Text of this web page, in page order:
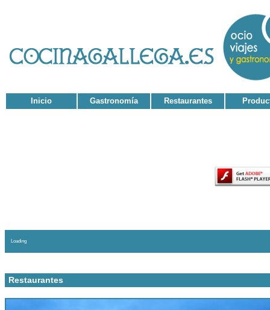
Inicio Gastronomía Restaurantes
Loading
Restaurantes